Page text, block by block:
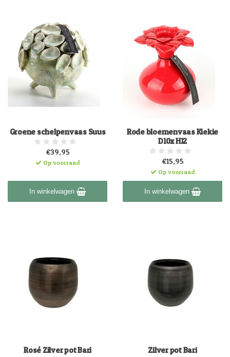
Groene schelpenvaas Suus
€39,95
Op voorraad
In winkelwagen
Rode bloemenvaas Kiekie
D10x H12
€15,95
Op voorraad
In winkelwagen
Rosé Zilver pot Bari Zilver pot Bari